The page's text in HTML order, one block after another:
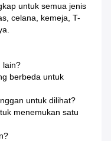
untuk semua jenis
celana, kemeja, T-
lain?
berbeda untuk
untuk dilihat?
menemukan satu